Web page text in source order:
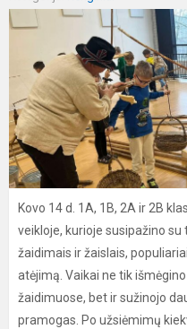
Kovo 14 d. 1A, 1B, 2A ir 2B
veikloje, kurioje susipažino
žaidimais ir žaislais,
atėjimą. Vaikai ne tik
žaidimuose, bet ir sužinojo
pramogas. Po užsiėmimų